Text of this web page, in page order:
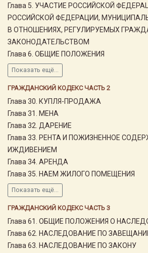
Глава 5. УЧАСТИЕ РОССИЙСКОЙ
РОССИЙСКОЙ ФЕДЕРАЦИИ,
В ОТНОШЕНИЯХ, РЕГУЛИРУЕМЫХ
ЗАКОНОДАТЕЛЬСТВОМ
Глава 6. ОБЩИЕ ПОЛОЖЕНИЯ
Показать ещё...
ГРАЖДАНСКИЙ КОДЕКС ЧАСТЬ 2
Глава 30. КУПЛЯ-ПРОДАЖА
Глава 31. МЕНА
Глава 32. ДАРЕНИЕ
Глава 33. РЕНТА И ПОЖИЗНЕННОЕ
ИЖДИВЕНИЕМ
Глава 34. АРЕНДА
Глава 35. НАЕМ ЖИЛОГО ПОМЕЩЕНИЯ
Показать ещё...
ГРАЖДАНСКИЙ КОДЕКС ЧАСТЬ 3
Глава 61. ОБЩИЕ ПОЛОЖЕНИЯ О
Глава 62. НАСЛЕДОВАНИЕ ПО
Глава 63. НАСЛЕДОВАНИЕ ПО ЗАКОНУ